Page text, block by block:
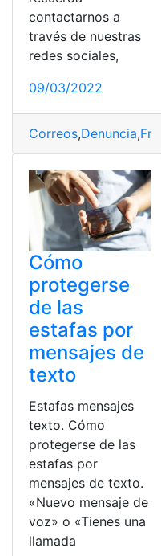
contactarnos a
través de nuestras
redes sociales,
09/03/2022
Correos,Denuncia,
Cómo
protegerse
de las
estafas por
mensajes de
texto
Estafas mensajes
texto. Cómo
protegerse de las
estafas por
mensajes de texto.
«Nuevo mensaje de
voz» o «Tienes una
llamada